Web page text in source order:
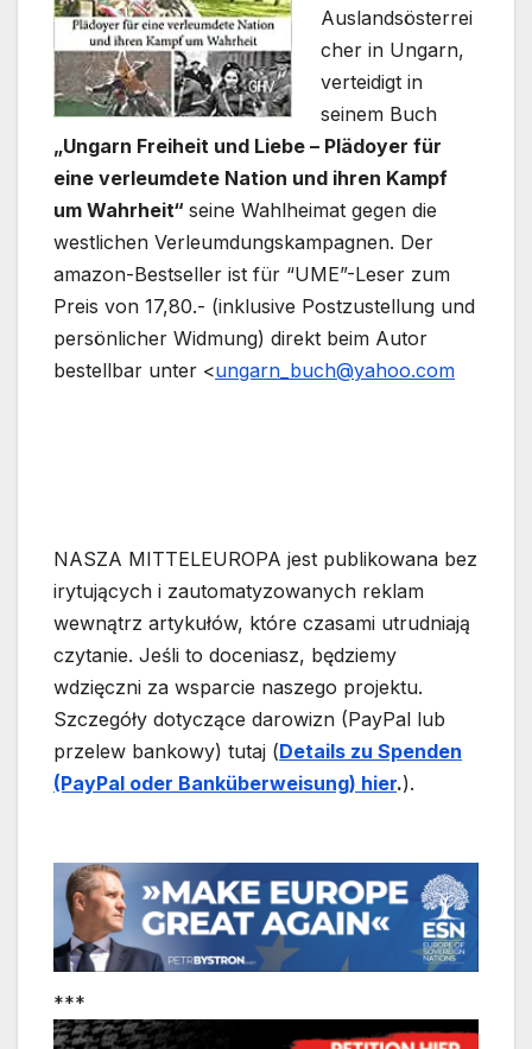
Auslandsösterrei
cher in Ungarn,
verteidigt in
seinem Buch
„Ungarn Freiheit und Liebe – Plädoyer für
eine verleumdete Nation und ihren Kampf
um Wahrheit“ seine Wahlheimat gegen die
westlichen Verleumdungskampagnen. Der
amazon-Bestseller ist für “UME”-Leser zum
Preis von 17,80.- (inklusive Postzustellung und
persönlicher Widmung) direkt beim Autor
bestellbar unter <ungarn_buch@yahoo.com
NASZA MITTELEUROPA jest publikowana bez
irytujących i zautomatyzowanych reklam
wewnątrz artykułów, które czasami utrudniają
czytanie. Jeśli to doceniasz, będziemy
wdzięczni za wsparcie naszego projektu.
Szczegóły dotyczące darowizn (PayPal lub
przelew bankowy) tutaj (Details zu Spenden
(PayPal oder Banküberweisung) hier.).
***